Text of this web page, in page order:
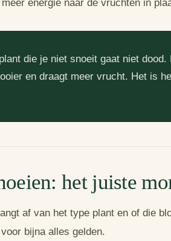
energie naar de vruchten in
die je niet snoeit gaat niet
en draagt meer vrucht. Het is
het juiste
af van het type plant en of die
bijna alles gelden.